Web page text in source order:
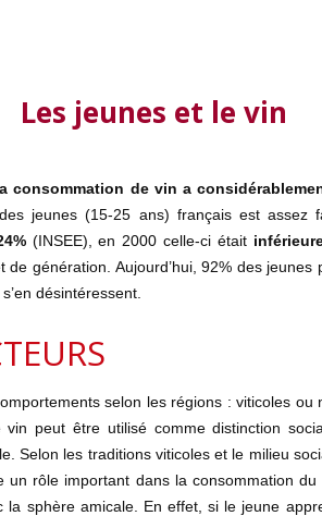
Les jeunes et le vin
consommation de vin a
jeunes (15-25 ans) français est assez
(INSEE), en 2000 celle-ci était
génération. Aujourd’hui, 92% des jeunes
désintéressent.
selon les régions : viticoles ou
peut être utilisé comme distinction
Selon les traditions viticoles et le milieu
un rôle important dans la consommation
sphère amicale. En effet, si le jeune